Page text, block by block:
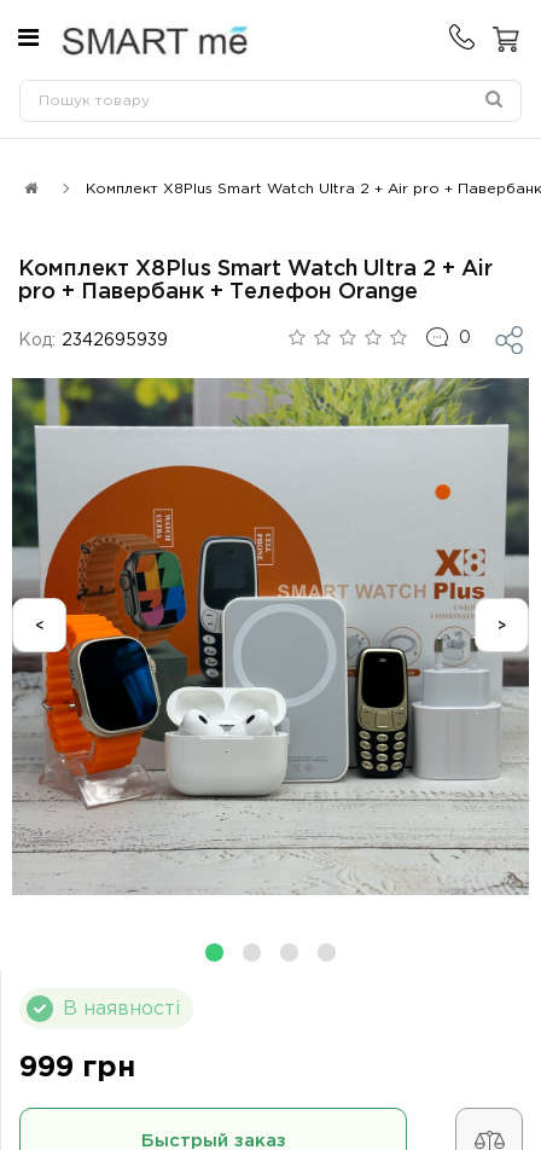
Комплект X8Plus Smart Watch Ultra 2 + Air pro +
Комплект X8Plus Smart Watch Ultra 2 + Air
pro + Павербанк + Телефон Orange
Код: 2342695939 0
< >
В наявності
999 грн
Быстрый заказ